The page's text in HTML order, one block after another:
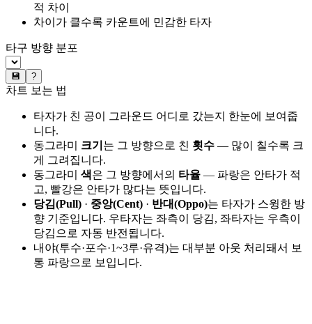
적 차이
차이가 클수록 카운트에 민감한 타자
타구 방향 분포
💾 ?
차트 보는 법
타자가 친 공이 그라운드 어디로 갔는지 한눈에 보여줍
니다.
동그라미 크기 는 그 방향으로 친 횟수 — 많이 칠수록 크
게 그려집니다.
동그라미 색은 그 방향에서의 타율 — 파랑은 안타가 적
고, 빨강은 안타가 많다는 뜻입니다.
당김(Pull) · 중앙(Cent) · 반대(Oppo)는 타자가 스윙한 방
향 기준입니다. 우타자는 좌측이 당김, 좌타자는 우측이
당김으로 자동 반전됩니다.
내야(투수·포수·1~3루·유격)는 대부분 아웃 처리돼서 보
통 파랑으로 보입니다.